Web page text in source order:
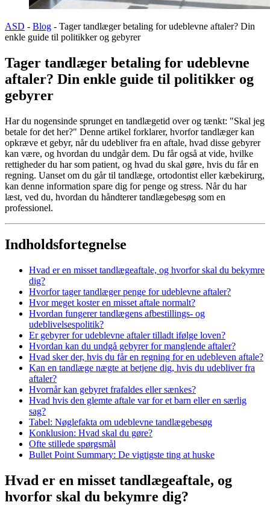
ASD - Blog - Tager tandlæger betaling for udeblevne aftaler? Din
enkle guide til politikker og gebyrer
Tager tandlæger betaling for udeblevne
aftaler? Din enkle guide til politikker og
gebyrer
Har du nogensinde sprunget en tandlægetid over og tænkt: "Skal jeg
betale for det her?" Denne artikel forklarer, hvorfor tandlæger kan
opkræve et gebyr, når du udebliver fra en aftale, hvad disse gebyrer
kan være, og hvordan du undgår dem. Du får også at vide, hvilke
rettigheder du har som patient, og hvad du skal gøre, hvis du får en
regning. Uanset om du går til tandlæge, ortodontist eller kæbekirurg,
kan denne information spare dig for penge og stress. Når du har
læst, ved du, hvordan du håndterer tandlægebesøg som en
professionel.
Indholdsfortegnelse
Hvad er en misset tandlægeaftale, og hvorfor skal du bekymre
dig?
Hvorfor tager tandlæger penge for udeblevne aftaler?
Hvor meget koster en misset aftale normalt?
Hvordan fungerer tandlægens afbestillings- og
udeblivelsespolitik?
Er gebyrer for udeblevne aftaler tilladt ifølge loven?
Hvordan kan du undgå gebyrer for manglende aftaler?
Hvad sker der, hvis du får en regning for en udebleven aftale?
Kan en tandlæge nægte at betjene dig, hvis du udebliver fra
aftaler?
Hvornår kan gebyret frafaldes eller sænkes?
Hvad hvis den glemte aftale var for et barn eller en særlig
sag?
Tabel: Nøglefakta om udeblevne tandlægebesøg
Konklusion: Hvad skal du gøre?
Ofte stillede spørgsmål
Bullet Point Summary: De vigtigste ting at huske
Hvad er en misset tandlægeaftale, og
hvorfor skal du bekymre dig?